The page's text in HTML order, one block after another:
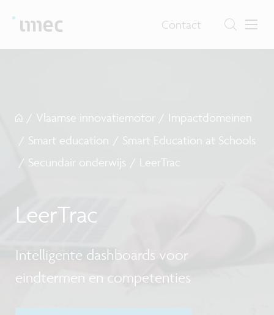
Contact
/ Vlaamse innovatiemotor / Impactdomeinen
/ Smart education / Smart Education at Schools
/ Secundair onderwijs / LeerTrac
LeerTrac
Intelligente dashboards voor
eindtermen en competenties